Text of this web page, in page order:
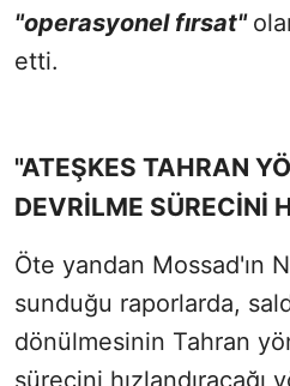
"operasyonel fırsat"
etti.
"ATEŞKES TAHRAN
DEVRİLME SÜRECİNİ
Öte yandan Mossad'ın
sunduğu raporlarda,
dönülmesinin Tahran
sürecini hızlandıracağı